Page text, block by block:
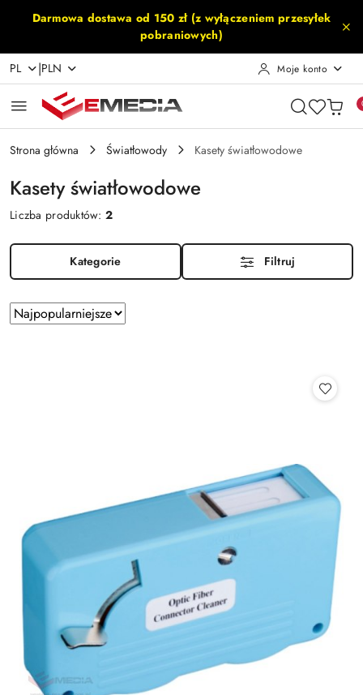
Przejdź do treści głównej
Przejdź do wyszukiwarki
Przejdź do moje konto
Przejdź do menu głównego
Przejdź do stopki
Darmowa dostawa od 150 zł (z wyłączeniem przesyłek
pobraniowych)
PL |PLN Moje konto
Strona główna Światłowody Kasety światłowodowe
Kasety światłowodowe
Liczba produktów:2
Kategorie Filtruj
Zastosowano
sortowanie:
Sortuj
według